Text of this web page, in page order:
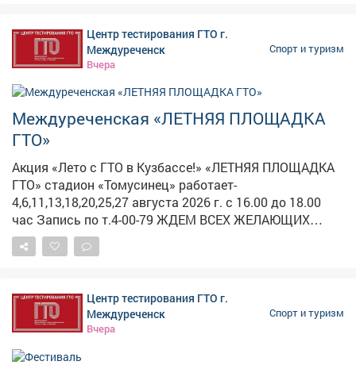
официальном сайте gto.ru. - Получение медицинского
допуска. - Выбор ближайшего центра тестирования. -
Торжественное получение знака отличия. Подобные
акции являются важной частью программы по
популяризации Всероссийского физкультурно-
спортивного комплекса «Готов к труду и обороне»
(ГТО) и приобщению молодёжи к здоровому образу
жизни. Для получения более детальной информации о
графике работы центров тестирования и расписании
выполнения нормативов можно обратиться в центры
тестирования города Новокузнецка!
Центр тестирования ГТО г.
Междуреченск
Вчера
Спорт и туризм
Междуреченская «ЛЕТНЯЯ ПЛОЩАДКА
ГТО»
Акция «Лето с ГТО в Кузбассе!» «ЛЕТНЯЯ ПЛОЩАДКА
ГТО» стадион «Томусинец» работает-
4,6,11,13,18,20,25,27 августа 2026 г. с 16.00 до 18.00
час Запись по т.4-00-79 ЖДЕМ ВСЕХ ЖЕЛАЮЩИХ
ВЫПОЛНИТЬ НОРМАТИВЫ комплекса ГТО ПРОВЕДИ
ВЕЧЕР С ПОЛЬЗОЙ ДЛЯ ЗДОРОВЬЯ!
Центр тестирования ГТО г.
Междуреченск
Вчера
Спорт и туризм